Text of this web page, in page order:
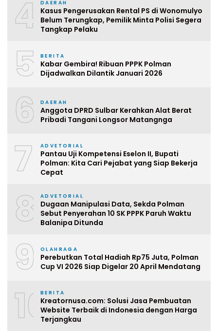
4 DAERAH
Kasus Pengerusakan Rental PS di Wonomulyo
Belum Terungkap, Pemilik Minta Polisi Segera
Tangkap Pelaku
5 BERITA
Kabar Gembira! Ribuan PPPK Polman
Dijadwalkan Dilantik Januari 2026
6 DAERAH
Anggota DPRD Sulbar Kerahkan Alat Berat
Pribadi Tangani Longsor Matangnga
7 ADVETORIAL
Pantau Uji Kompetensi Eselon II, Bupati
Polman: Kita Cari Pejabat yang Siap Bekerja
Cepat
8 ADVETORIAL
Dugaan Manipulasi Data, Sekda Polman
Sebut Penyerahan 10 SK PPPK Paruh Waktu
Balanipa Ditunda
9 OLAHRAGA
Perebutkan Total Hadiah Rp75 Juta, Polman
Cup VI 2026 Siap Digelar 20 April Mendatang
10BERITA
Kreatornusa.com: Solusi Jasa Pembuatan
Website Terbaik di Indonesia dengan Harga
Terjangkau